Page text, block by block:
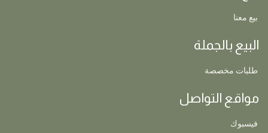
بيع معنا
البيع بالجملة
طلبات مخصصة
مواقع التواصل
فيسبوك